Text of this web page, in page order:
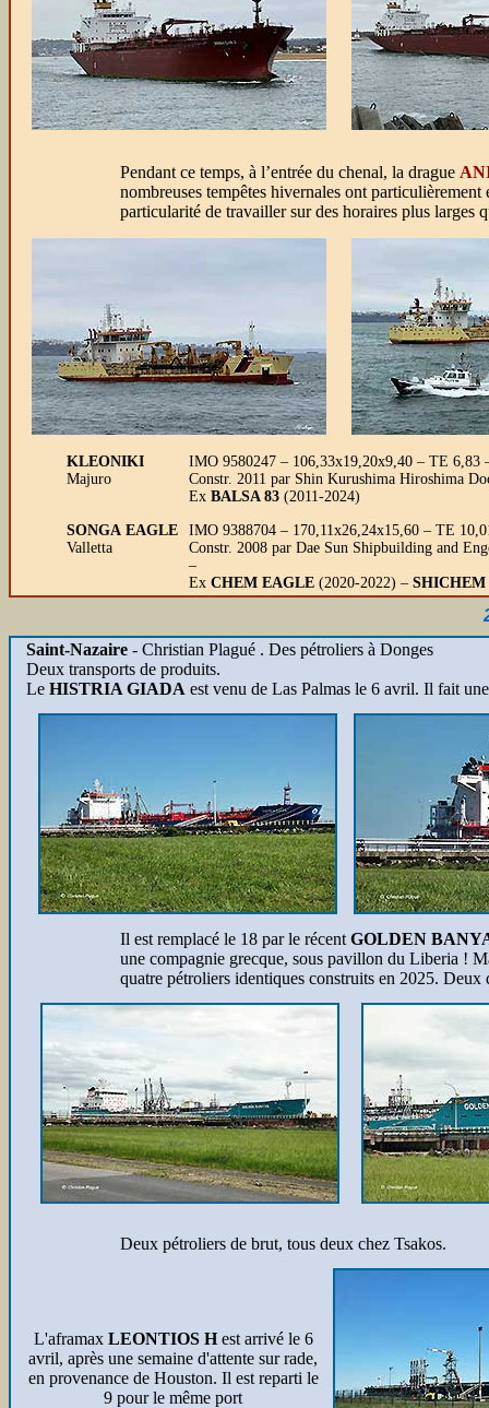
Pendant ce temps, à l’entrée du chenal, la drague
nombreuses tempêtes hivernales ont
particularité de travailler sur des horaires plus larges
KLEONIKI
Majuro
IMO 9580247 – 106,33x19,20x9,40 – TE
Constr. 2011 par Shin Kurushima Hiroshima
Ex BALSA 83 (2011-2024)
SONGA EAGLE
Valletta
IMO 9388704 – 170,11x26,24x15,60 – TE
Constr. 2008 par Dae Sun Shipbuilding and
–
Ex CHEM EAGLE (2020-2022) –
Saint-Nazaire - Christian Plagué . Des pétroliers à Donges
Deux transports de produits.
Le HISTRIA GIADA est venu de Las Palmas le 6 avril. Il fait
Il est remplacé le 18 par le récent GOLDEN
une compagnie grecque, sous pavillon du Liberia !
quatre pétroliers identiques construits en 2025.
Deux pétroliers de brut, tous deux chez Tsakos.
L'aframax LEONTIOS Hest arrivé le 6
avril, après une semaine d'attente sur rade,
en provenance de Houston. Il est reparti le
9 pour le même port